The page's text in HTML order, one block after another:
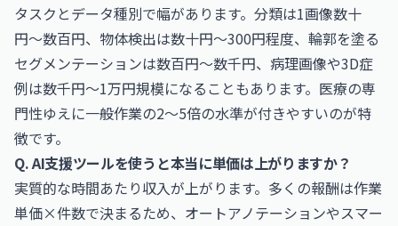
タスクとデータ種別で幅があります。分類は1画像数十
円〜数百円、物体検出は数十円〜300円程度、輪郭を塗る
セグメンテーションは数百円〜数千円、病理画像や3D症
例は数千円〜1万円規模になることもあります。医療の専
門性ゆえに一般作業の2〜5倍の水準が付きやすいのが特
徴です。
Q. AI支援ツールを使うと本当に単価は上がりますか？
実質的な時間あたり収入が上がります。多くの報酬は作業
単価×件数で決まるため、オートアノテーションやスマー